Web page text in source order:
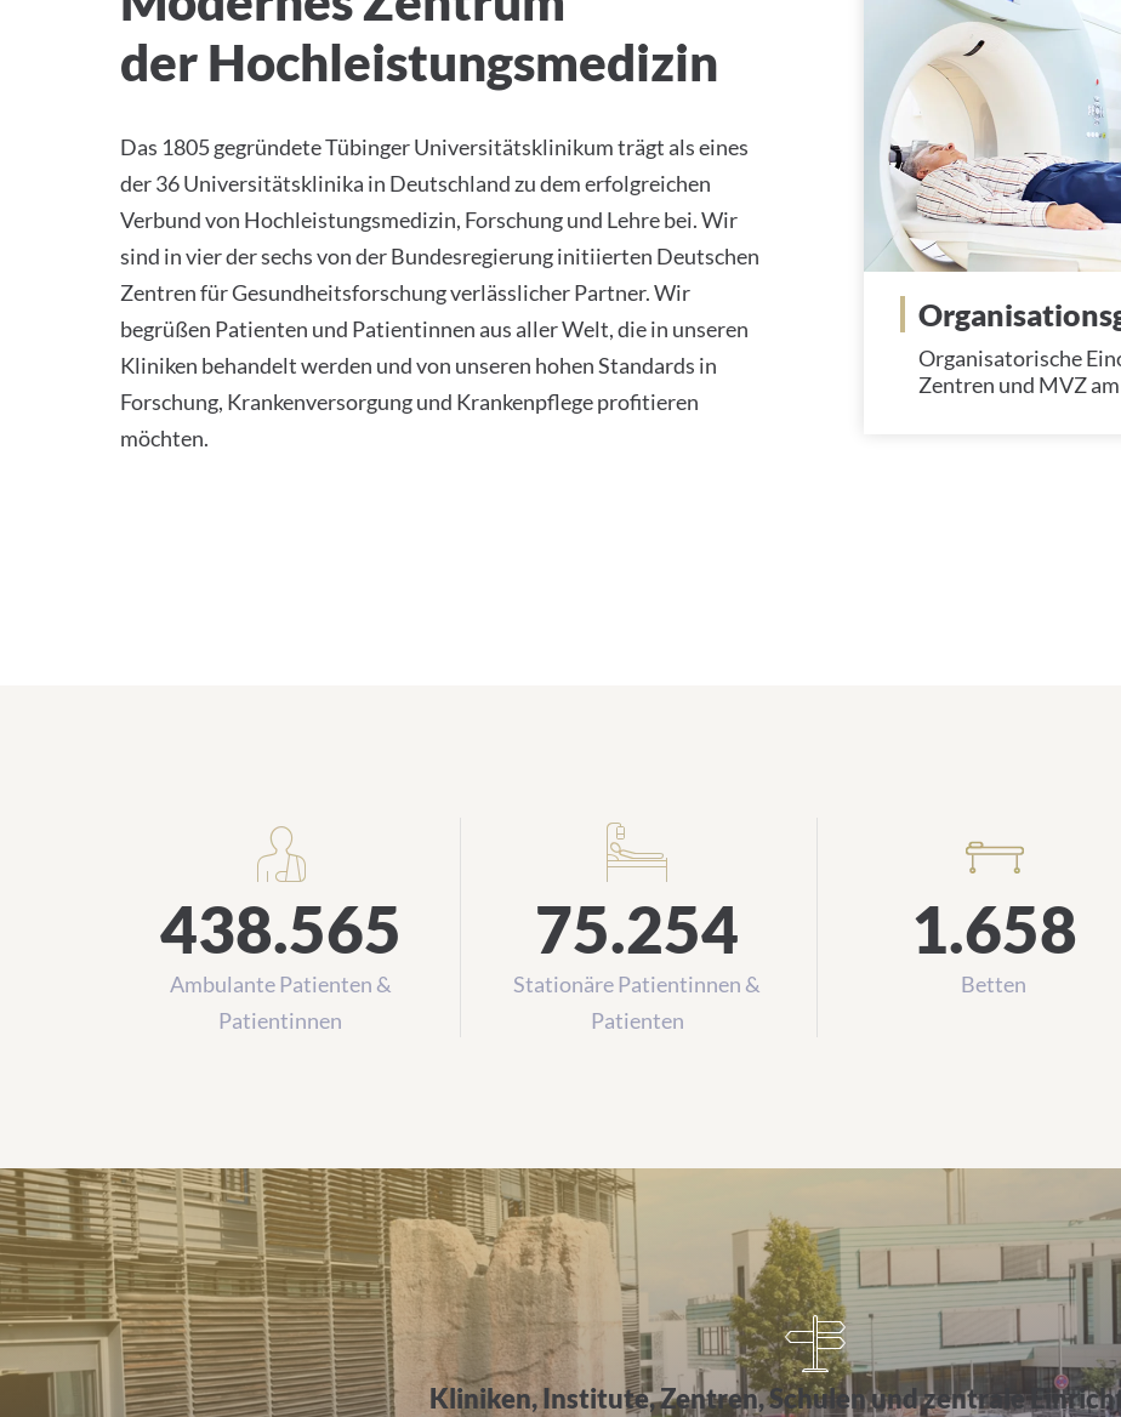
der Hochleistungsmedizin
Das 1805 gegründete Tübinger Universitätsklinikum trägt als eines
der 36 Universitätsklinika in Deutschland zu dem erfolgreichen
Verbund von Hochleistungsmedizin, Forschung und Lehre bei. Wir
sind in vier der sechs von der Bundesregierung initiierten Deutschen
Zentren für Gesundheitsforschung verlässlicher Partner. Wir
begrüßen Patienten und Patientinnen aus aller Welt, die in unseren
Kliniken behandelt werden und von unseren hohen Standards in
Forschung, Krankenversorgung und Krankenpflege profitieren
möchten.
Organisatorische
Zentren und MVZ
Zahlen zur Krankenversorgung
438.565
Ambulante Patienten &
Patientinnen
75.254
Stationäre Patientinnen &
Patienten
1.658
Betten
Alle Einrichtungen von A bis Z
Kliniken, Institute, Zentren, Schulen und zentrale